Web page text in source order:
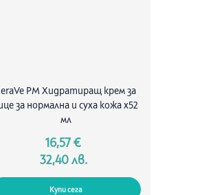
PM Хидратиращ крем за
за нормална и суха кожа х52
мл
16,57 €
32,40 лв.
Купи сега